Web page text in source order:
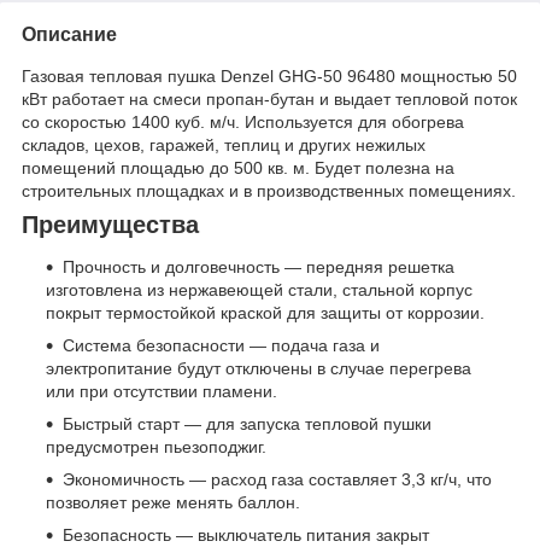
Описание
Газовая тепловая пушка Denzel GHG-50 96480 мощностью 50
кВт работает на смеси пропан-бутан и выдает тепловой поток
со скоростью 1400 куб. м/ч. Используется для обогрева
складов, цехов, гаражей, теплиц и других нежилых
помещений площадью до 500 кв. м. Будет полезна на
строительных площадках и в производственных помещениях.
Преимущества
Прочность и долговечность — передняя решетка
изготовлена из нержавеющей стали, стальной корпус
покрыт термостойкой краской для защиты от коррозии.
Система безопасности — подача газа и
электропитание будут отключены в случае перегрева
или при отсутствии пламени.
Быстрый старт — для запуска тепловой пушки
предусмотрен пьезоподжиг.
Экономичность — расход газа составляет 3,3 кг/ч, что
позволяет реже менять баллон.
Безопасность — выключатель питания закрыт